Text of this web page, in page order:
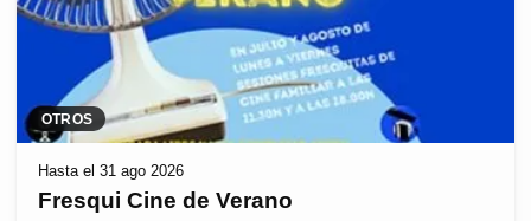
OTROS
Hasta el 31 ago 2026
Fresqui Cine de Verano